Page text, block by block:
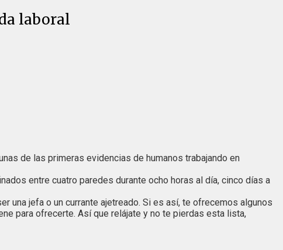
laboral
de las primeras evidencias de humanos trabajando en
entre cuatro paredes durante ocho horas al día, cinco días a
una jefa o un currante ajetreado. Si es así, te ofrecemos algunos
para ofrecerte. Así que relájate y no te pierdas esta lista,